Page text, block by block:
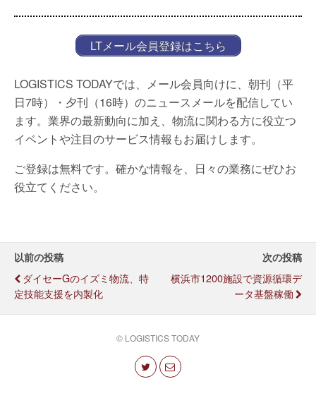
LTメール会員登録はこちら
LOGISTICS TODAYでは、メール会員向けに、朝刊（平
日7時）・夕刊（16時）のニュースメールを配信してい
ます。業界の最新動向に加え、物流に関わる方に役立つ
イベントや注目のサービス情報もお届けします。
ご登録は無料です。確かな情報を、日々の業務にぜひお
役立てください。
以前の投稿
ダイセーGのイズミ物流、特
定技能支援を内製化
次の投稿
横浜市1200施設で資源循環デ
ータ基盤稼働
© LOGISTICS TODAY